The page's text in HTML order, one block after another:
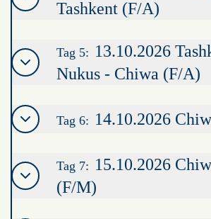
Tashkent (F/A)
Tag 5: 13.10.2026
Nukus - Chiwa (F/A)
Tag 6: 14.10.2026
Tag 7: 15.10.2026
(F/M)